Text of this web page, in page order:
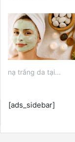
nạ trắng da tại...
[ads_sidebar]